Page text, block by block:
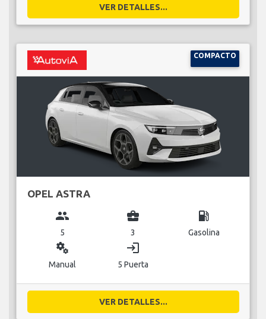
VER DETALLES...
COMPACTO
OPEL ASTRA
group
5
business_center
3
local_gas_station
Gasolina
miscellaneous_services
Manual
login
5 Puerta
VER DETALLES...